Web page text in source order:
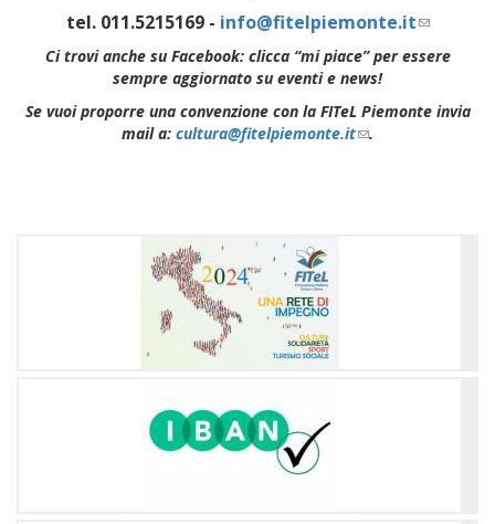
tel. 011.5215169 - info@fitelpiemonte.it(link
Ci trovi anche su Facebook: clicca “mi piace” per essere
sempre aggiornato su eventi e news!
Se vuoi proporre una convenzione con la FITeL Piemonte invia
mail a: cultura@fitelpiemonte.it(link
.